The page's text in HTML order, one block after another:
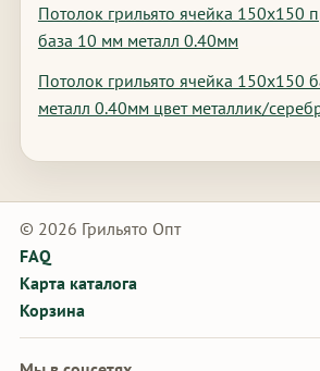
Потолок грильято ячейка 150х150
база 10 мм металл 0.40мм
Потолок грильято ячейка 150х150
металл 0.40мм цвет металлик/
© 2026 Грильято Опт
FAQ
Карта каталога
Корзина